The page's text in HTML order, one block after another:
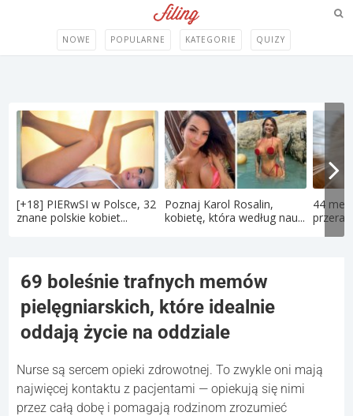
NOWE POPULARNE KATEGORIE QUIZY
[+18] PIERwSI w Polsce, 32
znane polskie kobiet...
Poznaj Karol Rosalin,
kobietę, która według nau...
44
69 boleśnie trafnych memów
pielęgniarskich, które idealnie
oddają życie na oddziale
Nurse są sercem opieki zdrowotnej. To zwykle oni mają
najwięcej kontaktu z pacjentami — opiekują się nimi
przez całą dobę i pomagają rodzinom zrozumieć